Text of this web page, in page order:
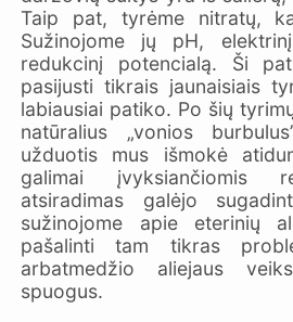
Taip pat, tyrėme nitratų,
Sužinojome jų pH,
redukcinį potencialą. Ši
pasijusti tikrais jaunaisiais
labiausiai patiko. Po šių
natūralius „vonios
užduotis mus išmokė
galimai įvyksiančiomis
atsiradimas galėjo
sužinojome apie eterinių
pašalinti tam tikras
arbatmedžio aliejaus
spuogus.